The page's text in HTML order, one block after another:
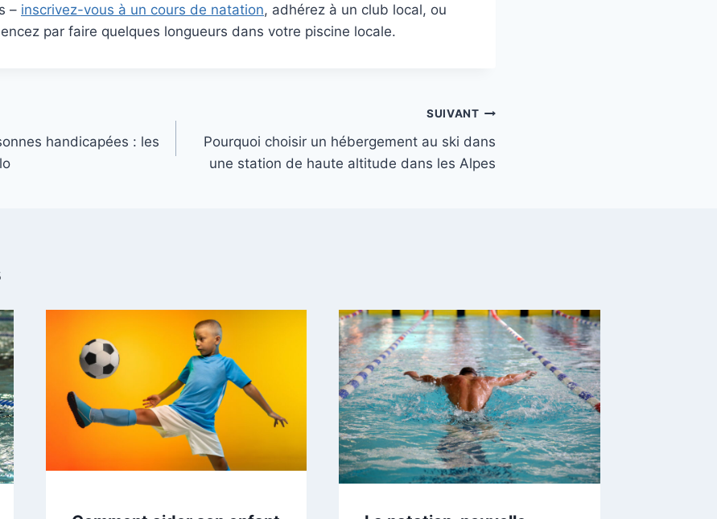
– inscrivez-vous à un cours de natation, adhérez à un club local, ou
par faire quelques longueurs dans votre piscine locale.
handicapées : les
SUIVANT
Pourquoi choisir un hébergement au ski dans
une station de haute altitude dans les Alpes